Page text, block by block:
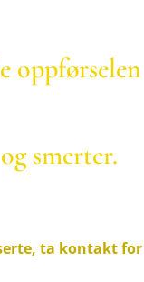
oppførselen
smerter.
ta kontakt for